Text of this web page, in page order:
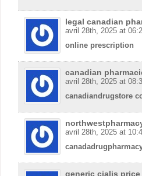
legal canadian
avril 28th, 2025 at
online prescription
canadian
avril 28th, 2025 at
canadiandrugstore
avril 28th, 2025 at
generic cialis price